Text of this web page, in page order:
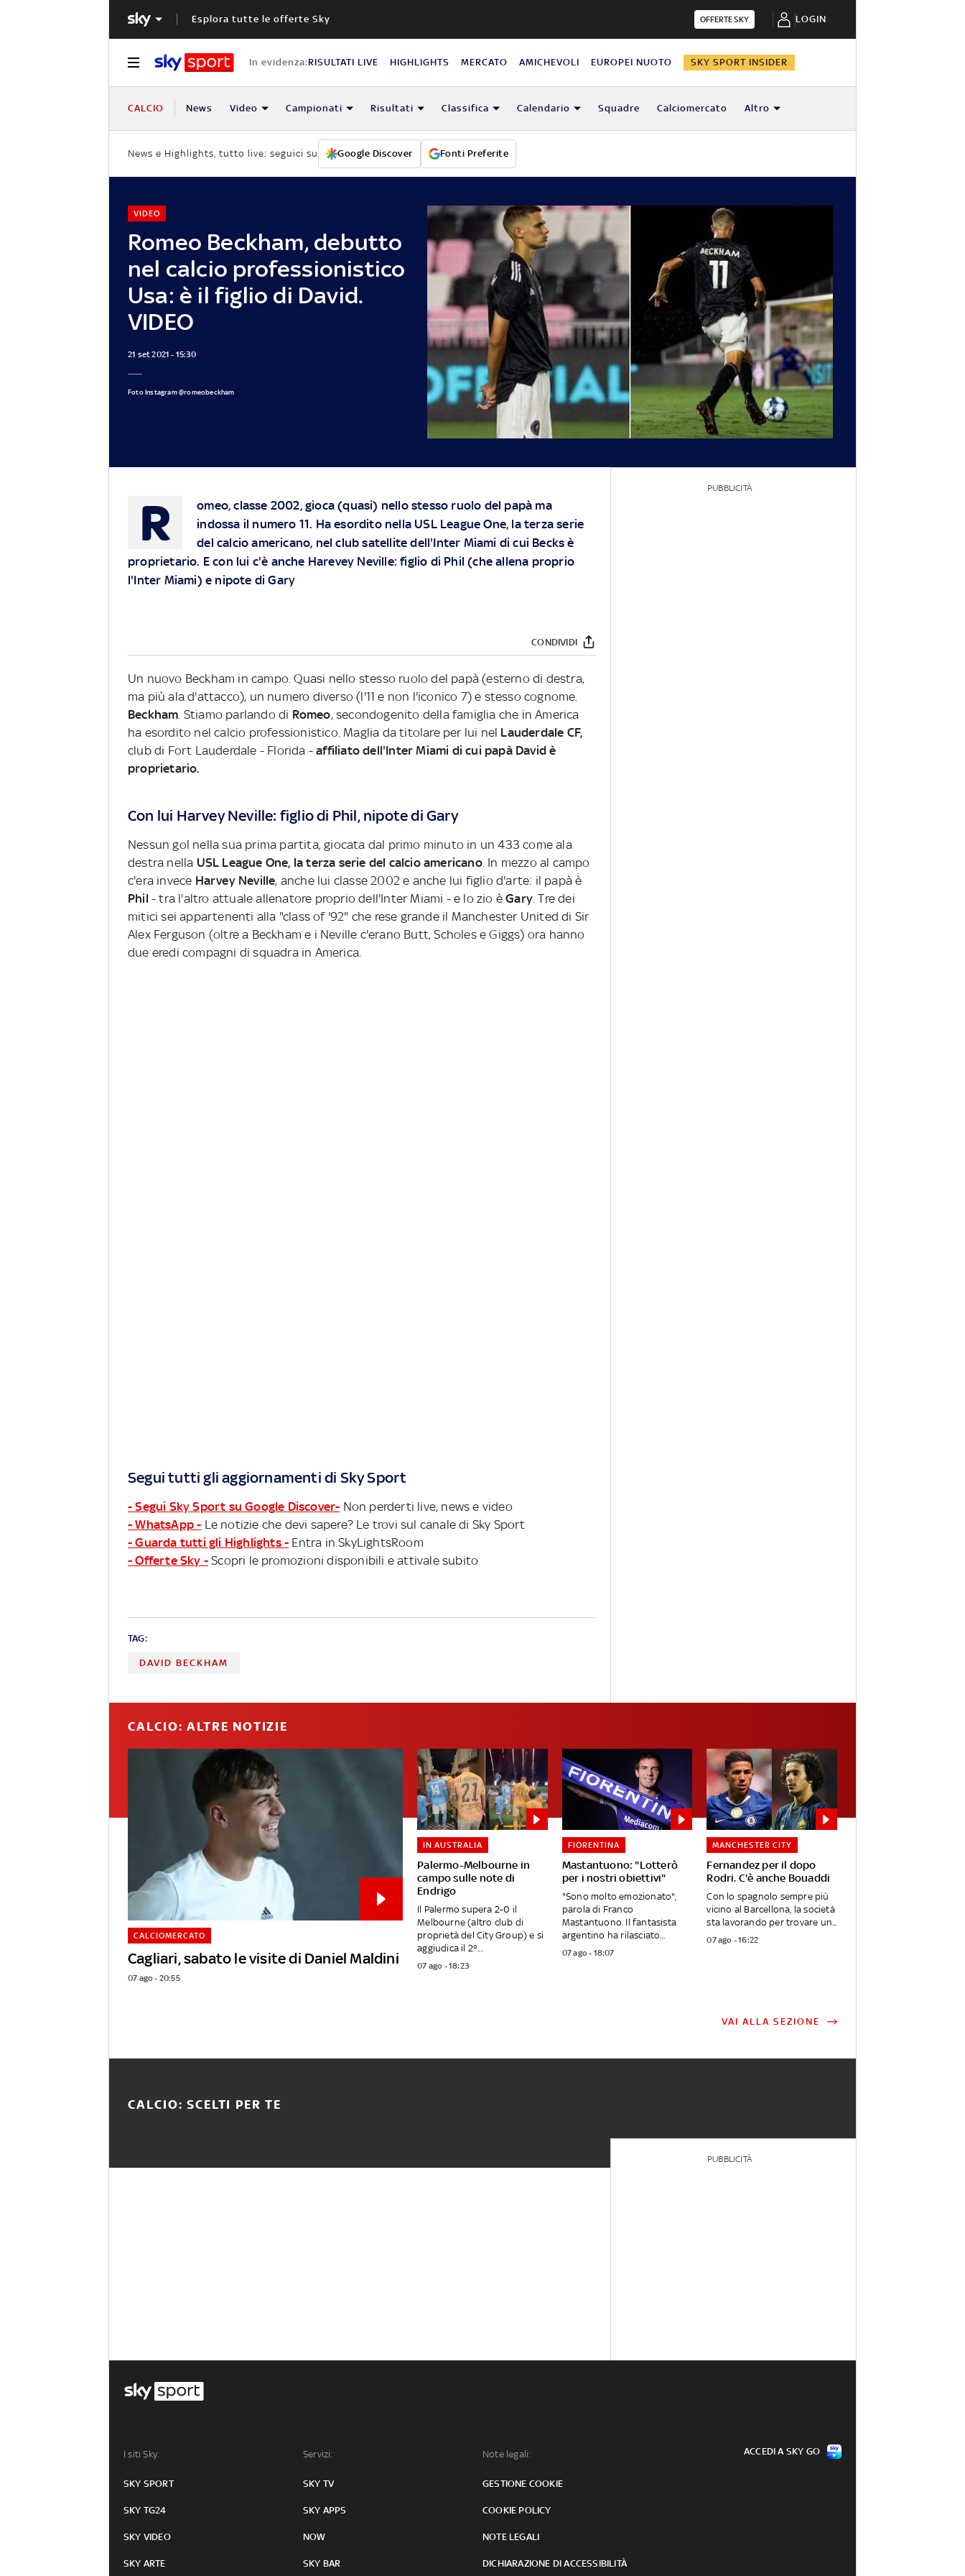
Esplora tutte le offerte Sky OFFERTE SKY LOGIN
In evidenza:RISULTATI LIVE HIGHLIGHTS MERCATO AMICHEVOLI EUROPEI NUOTO SKY SPORT INSIDER
CALCIO News Video Campionati Risultati Classifica Calendario Squadre Calciomercato Altro
News e Highlights, tutto live: seguici su Google Discover Fonti Preferite
Romeo Beckham, debutto
nel calcio professionistico
Usa: è il figlio di David.
VIDEO
VIDEO
21 set 2021 - 15:30
Foto Instagram @romeobeckham
R
omeo, classe 2002, gioca (quasi) nello stesso ruolo del papà ma
indossa il numero 11. Ha esordito nella USL League One, la terza serie
del calcio americano, nel club satellite dell'Inter Miami di cui Becks è
proprietario. E con lui c'è anche Harevey Neville: figlio di Phil (che allena proprio
l'Inter Miami) e nipote di Gary
CONDIVIDI
Un nuovo Beckham in campo. Quasi nello stesso ruolo del papà (esterno di destra,
ma più ala d'attacco), un numero diverso (l'11 e non l'iconico 7) e stesso cognome.
Beckham. Stiamo parlando di Romeo, secondogenito della famiglia che in America
ha esordito nel calcio professionistico. Maglia da titolare per lui nel Lauderdale CF,
club di Fort Lauderdale - Florida -affiliato dell'Inter Miami di cui papà David è
proprietario.
Con lui Harvey Neville: figlio di Phil, nipote di Gary
Nessun gol nella sua prima partita, giocata dal primo minuto in un 433 come ala
destra nella USL League One, la terza serie del calcio americano. In mezzo al campo
c'era invece Harvey Neville, anche lui classe 2002 e anche lui figlio d'arte: il papà è
Phil - tra l'altro attuale allenatore proprio dell'Inter Miami - e lo zio èGary. Tre dei
mitici sei appartenenti alla "class of '92" che rese grande il Manchester United di Sir
Alex Ferguson (oltre a Beckham e i Neville c'erano Butt, Scholes e Giggs) ora hanno
due eredi compagni di squadra in America.
Segui tutti gli aggiornamenti di Sky Sport
- Segui Sky Sport su Google Discover- Non perderti live, news e video
- WhatsApp - Le notizie che devi sapere? Le trovi sul canale di Sky Sport
- Guarda tutti gli Highlights - Entra in SkyLightsRoom
- Offerte Sky - Scopri le promozioni disponibili e attivale subito
TAG:
DAVID BECKHAM
PUBBLICITÀ
CALCIO: ALTRE NOTIZIE
Cagliari, sabato le visite di Daniel Maldini
CALCIOMERCATO
07 ago - 20:55
Palermo-Melbourne in
campo sulle note di
Endrigo
IN AUSTRALIA
Il Palermo supera 2-0 il
Melbourne (altro club di
proprietà del City Group) e si
aggiudica il 2°...
07 ago - 18:23
Mastantuono: "Lotterò
per i nostri obiettivi"
FIORENTINA
"Sono molto emozionato",
parola di Franco
Mastantuono. Il fantasista
argentino ha rilasciato...
07 ago - 18:07
Fernandez per il dopo
Rodri. C'è anche Bouaddi
MANCHESTER CITY
Con lo spagnolo sempre più
vicino al Barcellona, la società
sta lavorando per trovare un...
07 ago - 16:22
VAI ALLA SEZIONE
CALCIO: SCELTI PER TE
PUBBLICITÀ
I siti Sky:
SKY SPORT
SKY TG24
SKY VIDEO
SKY ARTE
Servizi:
SKY TV
SKY APPS
NOW
SKY BAR
Note legali:
GESTIONE COOKIE
COOKIE POLICY
NOTE LEGALI
DICHIARAZIONE DI ACCESSIBILITÀ
ACCEDI A SKY GO